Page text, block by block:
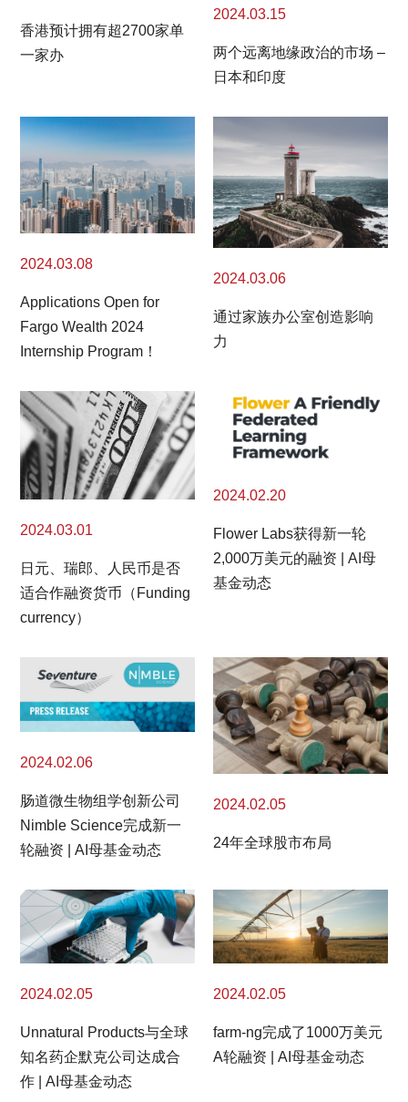
香港预计拥有超2700家单
一家办
2024.03.15
两个远离地缘政治的市场 –
日本和印度
2024.03.08
Applications Open for
Fargo Wealth 2024
Internship Program！
2024.03.06
通过家族办公室创造影响
力
2024.03.01
日元、瑞郎、人民币是否
适合作融资货币（Funding
currency）
2024.02.20
Flower Labs获得新一轮
2,000万美元的融资 | AI母
基金动态
2024.02.06
肠道微生物组学创新公司
Nimble Science完成新一
轮融资 | AI母基金动态
2024.02.05
24年全球股市布局
2024.02.05
Unnatural Products与全球
知名药企默克公司达成合
作 | AI母基金动态
2024.02.05
farm-ng完成了1000万美元
A轮融资 | AI母基金动态